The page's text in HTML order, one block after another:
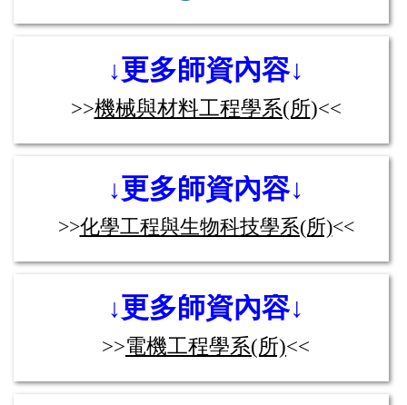
↓更多師資內容↓
>>機械與材料工程學系(所)<<
↓更多師資內容↓
>>化學工程與生物科技學系(所)<<
↓更多師資內容↓
>>電機工程學系(所)<<